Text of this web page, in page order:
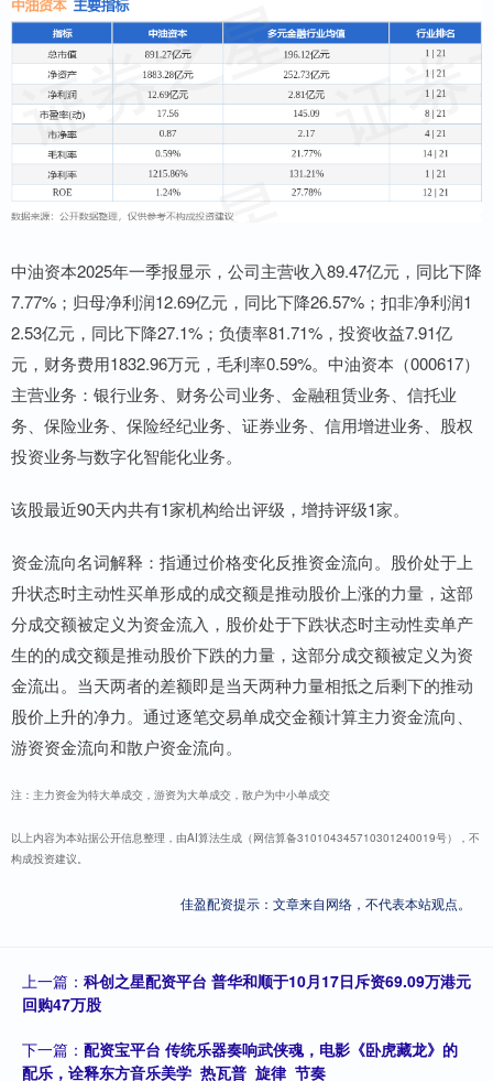
中油资本2025年一季报显示，公司主营收入89.47亿元，同比下降
7.77%；归母净利润12.69亿元，同比下降26.57%；扣非净利润1
2.53亿元，同比下降27.1%；负债率81.71%，投资收益7.91亿
元，财务费用1832.96万元，毛利率0.59%。中油资本（000617）
主营业务：银行业务、财务公司业务、金融租赁业务、信托业
务、保险业务、保险经纪业务、证券业务、信用增进业务、股权
投资业务与数字化智能化业务。
该股最近90天内共有1家机构给出评级，增持评级1家。
资金流向名词解释：指通过价格变化反推资金流向。股价处于上
升状态时主动性买单形成的成交额是推动股价上涨的力量，这部
分成交额被定义为资金流入，股价处于下跌状态时主动性卖单产
生的的成交额是推动股价下跌的力量，这部分成交额被定义为资
金流出。当天两者的差额即是当天两种力量相抵之后剩下的推动
股价上升的净力。通过逐笔交易单成交金额计算主力资金流向、
游资资金流向和散户资金流向。
注：主力资金为特大单成交，游资为大单成交，散户为中小单成交
以上内容为本站据公开信息整理，由AI算法生成（网信算备310104345710301240019号），不
构成投资建议。
佳盈配资提示：文章来自网络，不代表本站观点。
上一篇： 科创之星配资平台 普华和顺于10月17日斥资69.09万港元
回购47万股
下一篇： 配资宝平台 传统乐器奏响武侠魂，电影《卧虎藏龙》的
配乐，诠释东方音乐美学_热瓦普_旋律_节奏